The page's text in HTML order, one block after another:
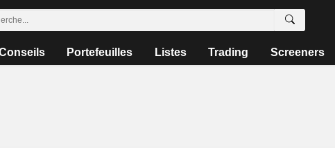
Portefeuilles Listes Trading Screeners